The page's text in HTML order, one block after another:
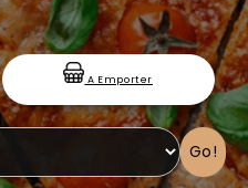
A Emporter
Go!